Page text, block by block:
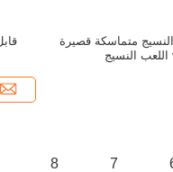
متماسكة قصيرة
7
8